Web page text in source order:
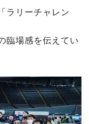
ラリーチャレン
臨場感を伝えてい